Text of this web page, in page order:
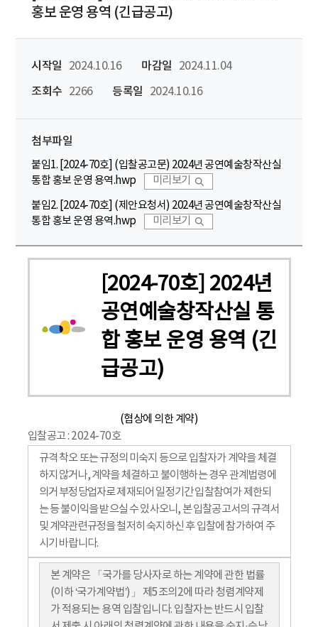
홍보 운영 용역 (긴급공고)
시작일 2024.10.16 마감일
2024.11.04
조회수
2266 등록일 2024.10.16
첨부파일
붙임1. [2024-70호] (입찰공고문) 2024년 공연예술창작산실
통합 홍보 운영 용역.hwp
미리보기
붙임2. [2024-70호] (제안요청서) 2024년 공연예술창작산실
통합 홍보 운영 용역.hwp
미리보기
[2024-70호] 2024년
공연예술창작산실 통
합 홍보 운영 용역 (긴
급공고)
(협상에 의한 계약)
입찰공고 : 2024-70호
규격 착오 또는 규정의 미숙지 등으로 입찰자가 계약을 체결
하지 않거나, 계약을 체결하고 불이행하는 경우 관계법령에
의거 부정당업자로 제재되어 일정기간 입찰참여가 제한되
는 등 불이익을 받으실 수 있사오니, 본 입찰공고서의 규격서
및 계약관련규정을 철저히 숙지하신 후 입찰에 참가하여 주
시기 바랍니다.
본 계약은 「국가를 당사자로 하는 계약에 관한 법률
(이하 ‘국가계약법’)」 제5조의2에 따라 청렴계약제
가 적용되는 용역 입찰입니다. 입찰자는 반드시 입찰